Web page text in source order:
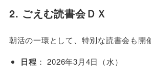
2. ごえむ読書会ＤＸ
朝活の一環として、特別な読書会も開
日程 ： 2026年3月4日（水）